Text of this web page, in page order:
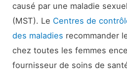
causé par une maladie
(MST). Le Centres de
des maladies recommander
chez toutes les femmes
fournisseur de soins de